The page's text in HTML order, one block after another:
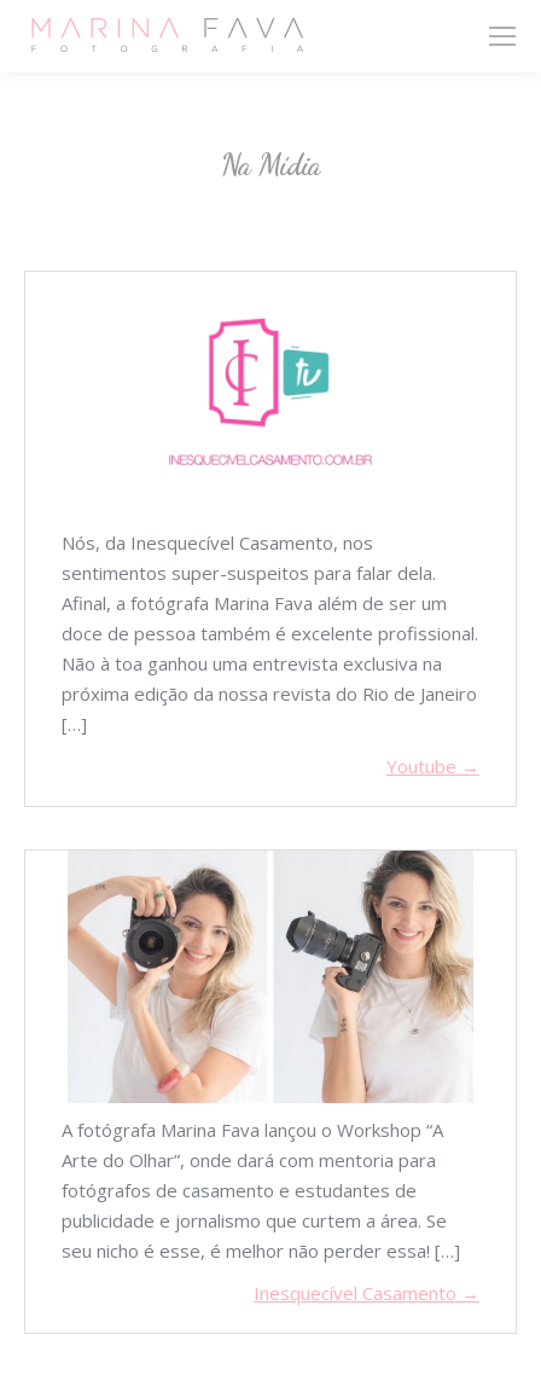
Na Mídia
Nós, da Inesquecível Casamento, nos
sentimentos super-suspeitos para falar dela.
Afinal, a fotógrafa Marina Fava além de ser um
doce de pessoa também é excelente profissional.
Não à toa ganhou uma entrevista exclusiva na
próxima edição da nossa revista do Rio de Janeiro
[…]
Youtube →
A fotógrafa Marina Fava lançou o Workshop “A
Arte do Olhar”, onde dará com mentoria para
fotógrafos de casamento e estudantes de
publicidade e jornalismo que curtem a área. Se
seu nicho é esse, é melhor não perder essa! […]
Inesquecível Casamento →